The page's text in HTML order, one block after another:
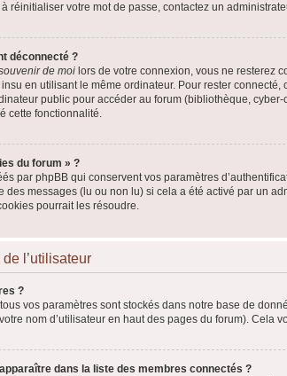
réinitialiser votre mot de passe, contactez un
déconnecté ?
de moi lors de votre connexion, vous ne resterez
en utilisant le même ordinateur. Pour rester connecté,
public pour accéder au forum (bibliothèque,
cette fonctionnalité.
du forum » ?
par phpBB qui conservent vos paramètres
des messages (lu ou non lu) si cela a été activé par un
pourrait les résoudre.
l’utilisateur
?
vos paramètres sont stockés dans notre base de
nom d’utilisateur en haut des pages du forum). Cela
dans la liste des membres connectés ?